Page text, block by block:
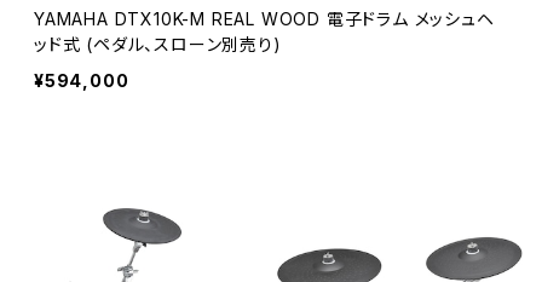
YAMAHA DTX10K-M REAL WOOD 電子ドラム メッシュヘ
ッド式 (ペダル、スローン別売り)
¥594,000